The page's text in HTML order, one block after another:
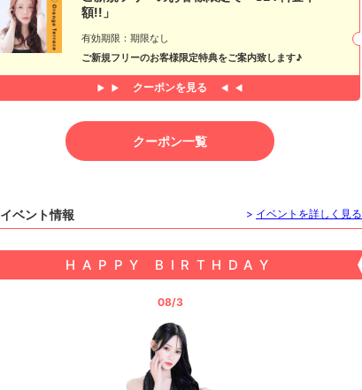
額!!」
有効期限：期限なし
ご新規フリーのお客様限定特典をご案内致します♪
クーポンを見る
クーポン一覧
イベント情報 > イベントを詳しく見る
HAPPY BIRTHDAY
08/3